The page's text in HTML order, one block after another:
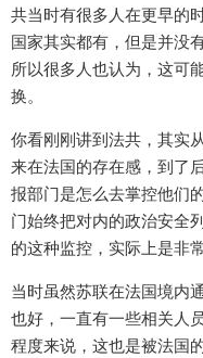
共当时有很多人在更早的
国家其实都有，但是并没
所以很多人也认为，这可
换。
你看刚刚讲到法共，其实
来在法国的存在感，到了
报部门是怎么去掌控他们
门始终把对内的政治安全
的这种监控，实际上是非
当时虽然苏联在法国境内
也好，一直有一些相关人
程度来说，这也是被法国